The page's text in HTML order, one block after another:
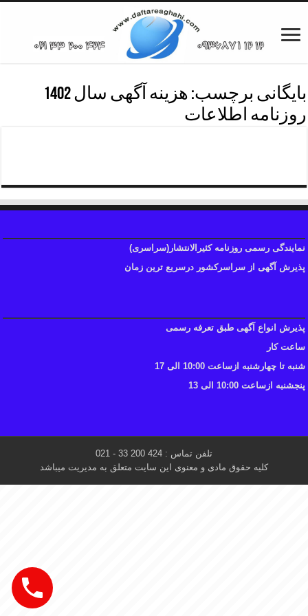
بایگانی برچسب:
هزینه آگهی سال 1402
روزنامه اطلاعات
نمایندگی رسمی روزنامه کثیرالانتشار(سراسری)
پذیرش آگهی از سراسرکشور درسریع ترین زمان
پذیرش انواع آگهی طبق تعرفه رسمی
ساعت کار
شنبه تا چهارشنبه ازساعت 10:00 الی 17
پنجشنبه ازساعت 10:00 الی 13
تلفن تماس : 424 200 33 - 021
کلیه حقوق مادی و معنوی این سایت متعلق به مدیریت میباشد